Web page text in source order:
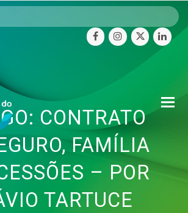
facebookinstagram
twitter
CONTRATO
FAMÍLIA
– POR
TARTUCE